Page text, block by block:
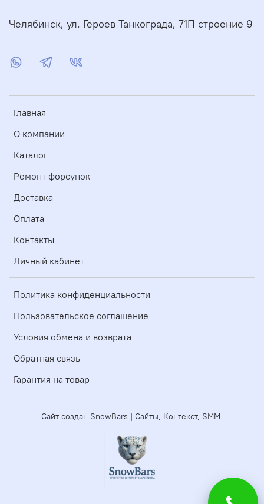
Главная
О компании
Каталог
Ремонт форсунок
Доставка
Оплата
Контакты
Личный кабинет
Политика конфиденциальности
Пользовательское соглашение
Условия обмена и возврата
Обратная связь
Гарантия на товар
Челябинск, ул. Героев Танкограда, 71П строение 9
Сайт создан SnowBars | Сайты, Контекст, SMM